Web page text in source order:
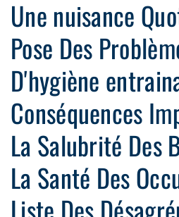
Une nuisance
Pose Des
D'hygiène
Conséquences
La Salubrité Des
La Santé Des